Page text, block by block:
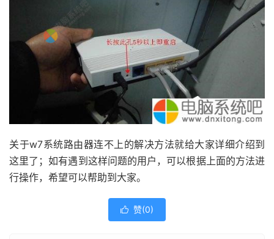
关于w7系统路由器连不上的解决方法就给大家详细介绍到
这里了；如有遇到这样问题的用户，可以根据上面的方法进
行操作，希望可以帮助到大家。
 赞(0)